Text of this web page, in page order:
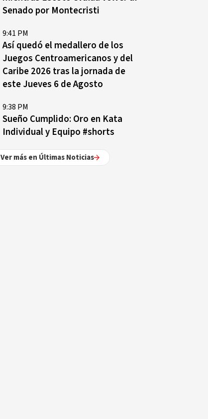
Senado por Montecristi
9:41 PM
Así quedó el medallero de los
Juegos Centroamericanos y del
Caribe 2026 tras la jornada de
este Jueves 6 de Agosto
9:38 PM
Sueño Cumplido: Oro en Kata
Individual y Equipo #shorts
Ver más en Últimas Noticias